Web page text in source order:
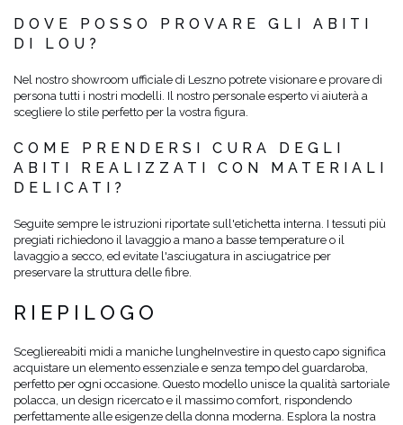
DOVE POSSO PROVARE GLI ABITI
DI LOU?
Nel nostro showroom ufficiale di Leszno potrete visionare e provare di
persona tutti i nostri modelli. Il nostro personale esperto vi aiuterà a
scegliere lo stile perfetto per la vostra figura.
COME PRENDERSI CURA DEGLI
ABITI REALIZZATI CON MATERIALI
DELICATI?
Seguite sempre le istruzioni riportate sull'etichetta interna. I tessuti più
pregiati richiedono il lavaggio a mano a basse temperature o il
lavaggio a secco, ed evitate l'asciugatura in asciugatrice per
preservare la struttura delle fibre.
RIEPILOGO
Scegliereabiti midi a maniche lungheInvestire in questo capo significa
acquistare un elemento essenziale e senza tempo del guardaroba,
perfetto per ogni occasione. Questo modello unisce la qualità sartoriale
polacca, un design ricercato e il massimo comfort, rispondendo
perfettamente alle esigenze della donna moderna. Esplora la nostra